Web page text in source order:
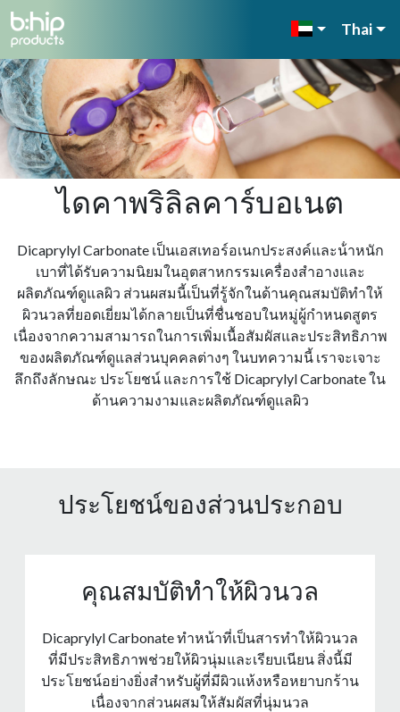
Thai
ไดคาพริลิลคาร์บอเนต
Dicaprylyl Carbonate เป็นเอสเทอร์อเนกประสงค์และน้ําหนัก
เบาที่ได้รับความนิยมในอุตสาหกรรมเครื่องสําอางและ
ผลิตภัณฑ์ดูแลผิว ส่วนผสมนี้เป็นที่รู้จักในด้านคุณสมบัติทําให้
ผิวนวลที่ยอดเยี่ยมได้กลายเป็นที่ชื่นชอบในหมู่ผู้กําหนดสูตร
เนื่องจากความสามารถในการเพิ่มเนื้อสัมผัสและประสิทธิภาพ
ของผลิตภัณฑ์ดูแลส่วนบุคคลต่างๆ ในบทความนี้ เราจะเจาะ
ลึกถึงลักษณะ ประโยชน์ และการใช้ Dicaprylyl Carbonate ใน
ด้านความงามและผลิตภัณฑ์ดูแลผิว
ประโยชน์ของส่วนประกอบ
คุณสมบัติทําให้ผิวนวล
Dicaprylyl Carbonate ทําหน้าที่เป็นสารทําให้ผิวนวล
ที่มีประสิทธิภาพช่วยให้ผิวนุ่มและเรียบเนียน สิ่งนี้มี
ประโยชน์อย่างยิ่งสําหรับผู้ที่มีผิวแห้งหรือหยาบกร้าน
เนื่องจากส่วนผสมให้สัมผัสที่นุ่มนวล